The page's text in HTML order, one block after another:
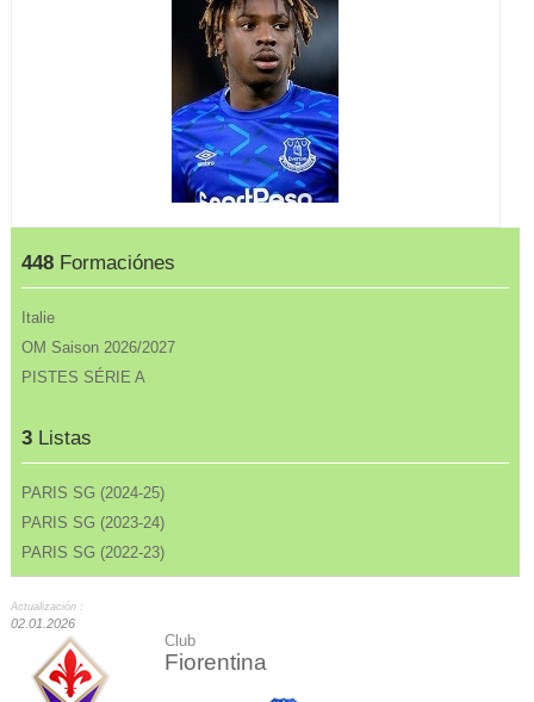
448 Formaciónes
Italie
OM Saison 2026/2027
PISTES SÉRIE A
3 Listas
PARIS SG (2024-25)
PARIS SG (2023-24)
PARIS SG (2022-23)
Actualización :
02.01.2026
Club
Fiorentina